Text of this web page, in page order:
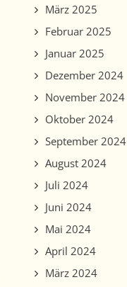
März 2025
Februar 2025
Januar 2025
Dezember 2024
November 2024
Oktober 2024
September 2024
August 2024
Juli 2024
Juni 2024
Mai 2024
April 2024
März 2024